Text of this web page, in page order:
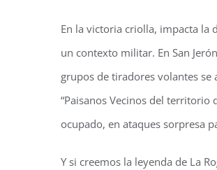
En la victoria criolla, impacta la
un contexto militar. En San
grupos de tiradores volantes se
“Paisanos Vecinos del territorio
ocupado, en ataques sorpresa
Y si creemos la leyenda de La